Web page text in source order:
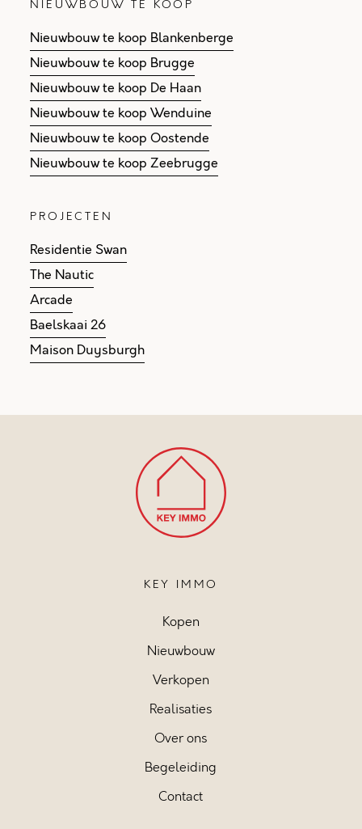
NIEUWBOUW TE KOOP
Nieuwbouw te koop Blankenberge
Nieuwbouw te koop Brugge
Nieuwbouw te koop De Haan
Nieuwbouw te koop Wenduine
Nieuwbouw te koop Oostende
Nieuwbouw te koop Zeebrugge
PROJECTEN
Residentie Swan
The Nautic
Arcade
Baelskaai 26
Maison Duysburgh
KEY IMMO
Kopen
Nieuwbouw
Verkopen
Realisaties
Over ons
Begeleiding
Contact